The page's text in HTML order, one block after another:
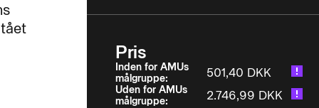
Pris
Inden for AMUs
målgruppe:
501,40 DKK
Uden for AMUs
målgruppe:
2.746,99 DKK